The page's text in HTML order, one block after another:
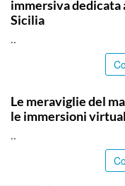
immersiva
Sicilia
..
Le meraviglie del
le immersioni
..